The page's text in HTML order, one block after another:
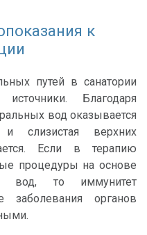
к
путей в санатории
Благодаря
вод оказывается
и слизистая верхних
Если в терапию
процедуры на основе
вод, то иммунитет
заболевания органов